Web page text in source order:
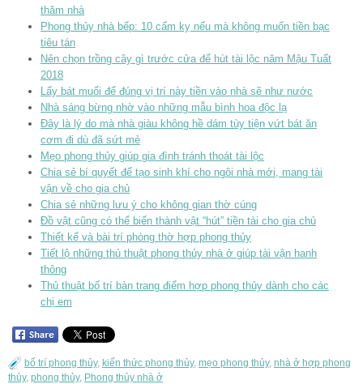
thăm nhà
Phong thủy nhà bếp: 10 cấm kỵ nếu mà không muốn tiền bạc
tiêu tán
Nên chọn trồng cây gì trước cửa để hút tài lộc năm Mậu Tuất
2018
Lấy bát muối để đúng vị trí này tiền vào nhà sẽ như nước
Nhà sáng bừng nhờ vào những mẫu bình hoa độc lạ
Đây là lý do mà nhà giàu không hề dám tùy tiện vứt bát ăn
cơm đi dù đã sứt mẻ
Mẹo phong thủy giúp gia đình tránh thoát tài lộc
Chia sẻ bí quyết để tạo sinh khí cho ngôi nhà mới, mang tài
vận về cho gia chủ
Chia sẻ những lưu ý cho không gian thờ cúng
Đồ vật cũng có thể biến thành vật “hút” tiền tài cho gia chủ
Thiết kế và bài trí phòng thờ hợp phong thủy
Tiết lộ những thủ thuật phong thủy nhà ở giúp tài vận hanh
thông
Thủ thuật bố trí bàn trang điểm hợp phong thủy dành cho các
chị em
bố trí phong thủy, kiến thức phong thủy, mẹo phong thủy, nhà ở hợp phong
thủy, phong thủy, Phong thủy nhà ở